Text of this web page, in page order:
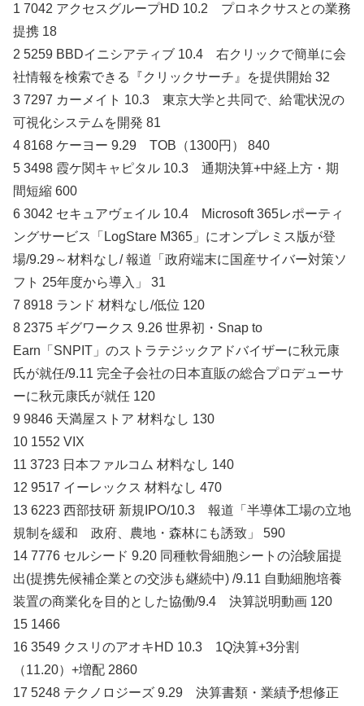
1 7042 アクセスグループHD 10.2 プロネクサスとの業務
提携 18
2 5259 BBDイニシアティブ 10.4 右クリックで簡単に会
社情報を検索できる『クリックサーチ』を提供開始 32
3 7297 カーメイト 10.3 東京大学と共同で、給電状況の
可視化システムを開発 81
4 8168 ケーヨー 9.29 TOB（1300円） 840
5 3498 霞ケ関キャピタル 10.3 通期決算+中経上方・期
間短縮 600
6 3042 セキュアヴェイル 10.4 Microsoft 365レポーティ
ングサービス「LogStare M365」にオンプレミス版が登
場/9.29～材料なし/ 報道「政府端末に国産サイバー対策ソ
フト 25年度から導入」 31
7 8918 ランド 材料なし/低位 120
8 2375 ギグワークス 9.26 世界初・Snap to
Earn「SNPIT」のストラテジックアドバイザーに秋元康
氏が就任/9.11 完全子会社の日本直販の総合プロデューサ
ーに秋元康氏が就任 120
9 9846 天満屋ストア 材料なし 130
10 1552 VIX
11 3723 日本ファルコム 材料なし 140
12 9517 イーレックス 材料なし 470
13 6223 西部技研 新規IPO/10.3 報道「半導体工場の立地
規制を緩和 政府、農地・森林にも誘致」 590
14 7776 セルシード 9.20 同種軟骨細胞シートの治験届提
出(提携先候補企業との交渉も継続中) /9.11 自動細胞培養
装置の商業化を目的とした協働/9.4 決算説明動画 120
15 1466
16 3549 クスリのアオキHD 10.3 1Q決算+3分割
（11.20）+増配 2860
17 5248 テクノロジーズ 9.29 決算書類・業績予想修正